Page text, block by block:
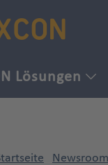
Lösungen
Newsroom